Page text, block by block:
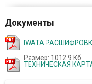
Документы
IWATA
Размер: 1012.9 Кб
ТЕХНИЧЕСКАЯ